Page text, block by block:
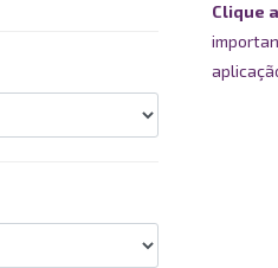
Clique